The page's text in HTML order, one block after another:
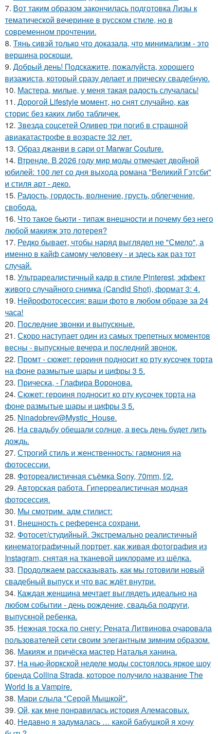
7. Вот таким образом закончилась подготовка Лизы к
тематической вечеринке в русском стиле, но в
современном прочтении.
8. Тянь сивэй только что доказала, что минимализм - это
вершина роскоши.
9. Добрый день! Подскажите, пожалуйста, хорошего
визажиста, который сразу делает и прическу свадебную.
10. Мастера, милые, у меня такая радость случалась!
11. Дорогой Lifestyle момент, но снят случайно, как
сторис без каких либо табличек.
12. Звезда соцсетей Оливер три погиб в страшной
авиакатастрофе в возрасте 32 лет.
13. Образ джанви в сари от Marwar Couture.
14. Втренде. В 2026 году мир моды отмечает двойной
юбилей: 100 лет со дня выхода романа "Великий Гэтсби"
и стиля арт - деко.
15. Радость, гордость, волнение, грусть, облегчение,
свобода.
16. Что такое бьюти - типаж внешности и почему без него
любой макияж это лотерея?
17. Редко бывает, чтобы наряд выглядел не "Смело", а
именно в кайф самому человеку - и здесь как раз тот
случай.
18. Ультрареалистичный кадр в стиле Pinterest, эффект
живого случайного снимка (Candid Shot), формат 3: 4.
19. Нейрофотосессия: ваши фото в любом образе за 24
часа!
20. Последние звонки и выпускные.
21. Скоро наступает один из самых трепетных моментов
весны - выпускные вечера и последний звонок.
22. Промт - сюжет: героиня подносит ко рту кусочек торта
на фоне размытые шары и цифры 3 5.
23. Прическа, - Глафира Воронова.
24. Сюжет: героиня подносит ко рту кусочек торта на
фоне размытые шары и цифры 3 5.
25. Ninadobrev@Mystic_House.
26. На свадьбу обещали солнце, а весь день будет лить
дождь.
27. Строгий стиль и женственность: гармония на
фотосессии.
28. Фотореалистичная съёмка Sony, 70mm, f/2.
29. Авторская работа. Гиперреалистичная модная
фотосессия.
30. Мы смотрим. адм стилист:
31. Внешность с референса сохрани.
32. Фотосет/студийный. Экстремально реалистичный
кинематографичный портрет, как живая фотография из
Instagram, снятая на тканевой циклораме из шёлка.
33. Продолжаем рассказывать, как мы готовили новый
свадебный выпуск и что вас ждёт внутри.
34. Каждая женщина мечтает выглядеть идеально на
любом событии - день рождение, свадьба подруги,
выпускной ребенка.
35. Нежная тоска по снегу: Рената Литвинова очаровала
пользователей сети своим элегантным зимним образом.
36. Макияж и причёска мастер Наталья ханина.
37. На нью-йоркской неделе моды состоялось яркое шоу
бренда Collina Strada, которое получило название The
World Is a Vampire.
38. Мари слыла "Серой Мышкой".
39. Ой, как мне понравилась история Алемасовых.
40. Недавно я задумалась … какой бабушкой я хочу